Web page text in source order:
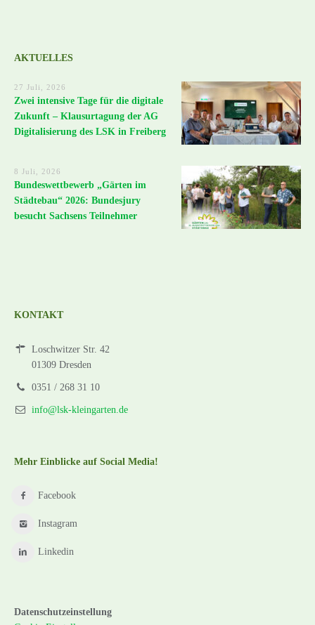
AKTUELLES
27 Juli, 2026
Zwei intensive Tage für die digitale
Zukunft – Klausurtagung der AG
Digitalisierung des LSK in Freiberg
8 Juli, 2026
Bundeswettbewerb „Gärten im
Städtebau“ 2026: Bundesjury
besucht Sachsens Teilnehmer
KONTAKT
Loschwitzer Str. 42
01309 Dresden
0351 / 268 31 10
info@lsk-kleingarten.de
Mehr Einblicke auf Social Media!
Facebook
Instagram
Linkedin
Datenschutzeinstellung